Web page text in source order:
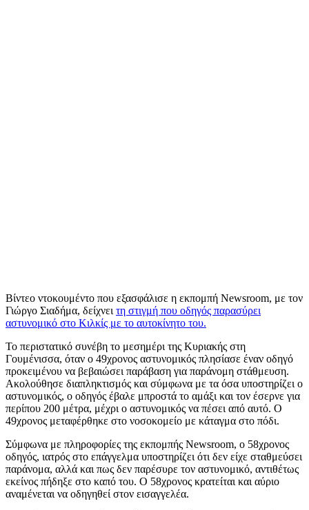
Βίντεο ντοκουμέντο που εξασφάλισε η εκπομπή Newsroom, με τον
Γιώργο Σιαδήμα, δείχνει τη στιγμή που οδηγός παρασύρει
αστυνομικό στο Κιλκίς με το αυτοκίνητο του.
Το περιστατικό συνέβη το μεσημέρι της Κυριακής στη
Γουμένισσα, όταν ο 49χρονος αστυνομικός πλησίασε έναν οδηγό
προκειμένου να βεβαιώσει παράβαση για παράνομη στάθμευση.
Ακολούθησε διαπληκτισμός και σύμφωνα με τα όσα υποστηρίζει ο
αστυνομικός, ο οδηγός έβαλε μπροστά το αμάξι και τον έσερνε για
περίπου 200 μέτρα, μέχρι ο αστυνομικός να πέσει από αυτό. Ο
49χρονος μεταφέρθηκε στο νοσοκομείο με κάταγμα στο πόδι.
Σύμφωνα με πληροφορίες της εκπομπής Newsroom, ο 58χρονος
οδηγός, ιατρός στο επάγγελμα υποστηρίζει ότι δεν είχε σταθμεύσει
παράνομα, αλλά και πως δεν παρέσυρε τον αστυνομικό, αντιθέτως
εκείνος πήδηξε στο καπό του. Ο 58χρονος κρατείται και αύριο
αναμένεται να οδηγηθεί στον εισαγγελέα.